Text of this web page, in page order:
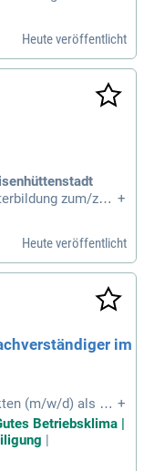
Heute veröffentlicht
zum/zur
wo und wie lang
Eisenhüttenstad
+
Heute veröffentlicht
im
(m/w/d) als Sa
Vollzeitstell
von Bew
und die
+
Betriebsklima |
|